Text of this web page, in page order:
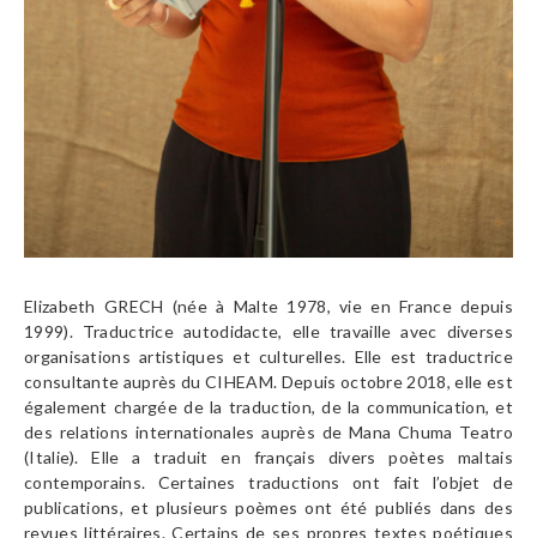
Elizabeth GRECH (née à Malte 1978, vie en France depuis
1999). Traductrice autodidacte, elle travaille avec diverses
organisations artistiques et culturelles. Elle est traductrice
consultante auprès du CIHEAM. Depuis octobre 2018, elle est
également chargée de la traduction, de la communication, et
des relations internationales auprès de Mana Chuma Teatro
(Italie). Elle a traduit en français divers poètes maltais
contemporains. Certaines traductions ont fait l’objet de
publications, et plusieurs poèmes ont été publiés dans des
revues littéraires. Certains de ses propres textes poétiques